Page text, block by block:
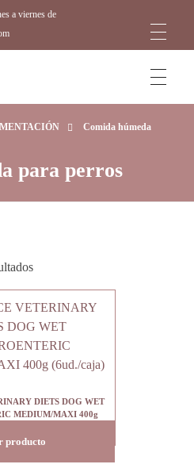
a viernes de
Comida húmeda
para perros
DIETS DOG WET
MEDIUM/MAXI 400g
producto